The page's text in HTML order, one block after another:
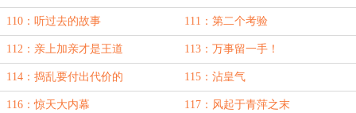
110：听过去的故事 111：第二个考验
112：亲上加亲才是王道 113：万事留一手！
114：捣乱要付出代价的 115：沾皇气
116：惊天大内幕 117：风起于青萍之末